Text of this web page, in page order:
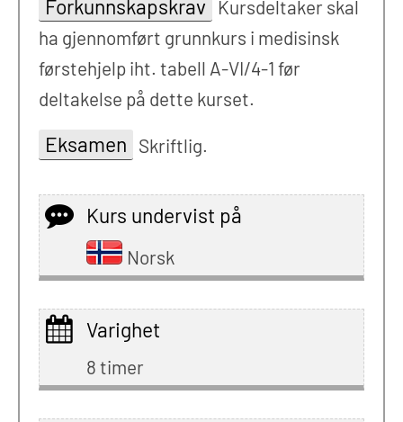
Forkunnskapskrav
Kursdeltaker skal
ha gjennomført grunnkurs i medisinsk
førstehjelp iht. tabell A-VI/4-1 før
deltakelse på dette kurset.
Eksamen Skriftlig.
Kurs undervist på
Norsk
Varighet
8 timer